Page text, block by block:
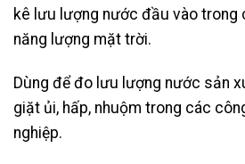
kê lưu lượng nước đầu vào trong
năng lượng mặt trời.
Dùng để đo lưu lượng nước sản
giặt ủi, hấp, nhuộm trong các
nghiệp.